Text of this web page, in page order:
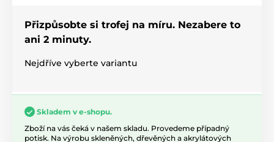
Přizpůsobte si trofej na míru. Nezabere to
ani 2 minuty.
Nejdříve vyberte variantu
Skladem v e-shopu.
Zboží na vás čeká v našem skladu. Provedeme případný
potisk. Na výrobu skleněných, dřevěných a akrylátových